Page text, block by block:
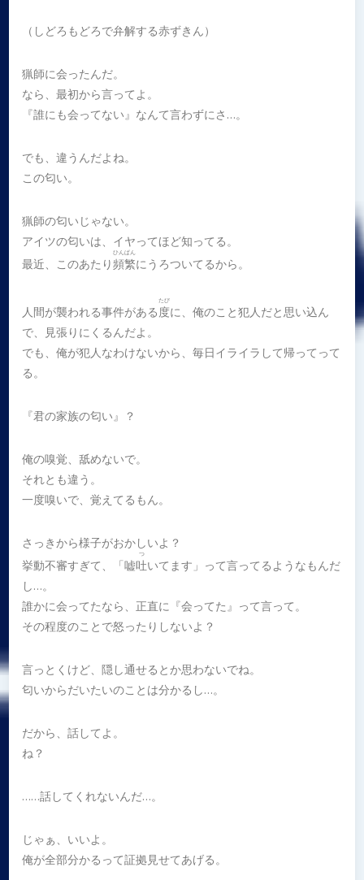
（しどろもどろで弁解する赤ずきん）
猟師に会ったんだ。
なら、最初から言ってよ。
『誰にも会ってない』なんて言わずにさ…。
でも、違うんだよね。
この匂い。
猟師の匂いじゃない。
アイツの匂いは、イヤってほど知ってる。
最近、このあたり頻繁
ひんぱん
にうろついてるから。
人間が襲われる事件がある度
たび
に、俺のこと犯人だと思い込ん
で、見張りにくるんだよ。
でも、俺が犯人なわけないから、毎日イライラして帰ってって
る。
『君の家族の匂い』？
俺の嗅覚、舐めないで。
それとも違う。
一度嗅いで、覚えてるもん。
さっきから様子がおかしいよ？
挙動不審すぎて、「嘘吐
つ
いてます」って言ってるようなもんだ
し…。
誰かに会ってたなら、正直に『会ってた』って言って。
その程度のことで怒ったりしないよ？
言っとくけど、隠し通せるとか思わないでね。
匂いからだいたいのことは分かるし…。
だから、話してよ。
ね？
……話してくれないんだ…。
じゃぁ、いいよ。
俺が全部分かるって証拠見せてあげる。